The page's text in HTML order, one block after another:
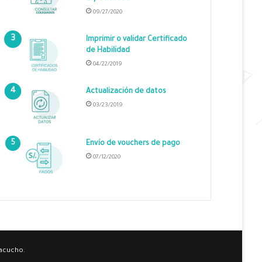
09/27/2020
Imprimir o validar Certificado
de Habilidad
04/22/2019
Actualización de datos
03/23/2019
Envío de vouchers de pago
07/12/2020